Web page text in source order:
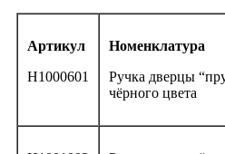
Артикул
H1000601
Номенклатура
Ручка дверцы
чёрного цвета